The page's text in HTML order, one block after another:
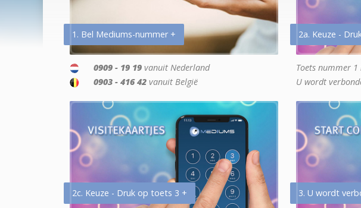
1. Bel Mediums-nummer +
0909 - 19 19 vanuit Nederland
0903 - 416 42 vanuit België
2a. Keuze -
Toets nummer 1
U wordt
2c. Keuze - Druk op toets 3 + 3. U wordt